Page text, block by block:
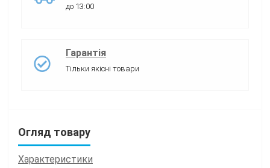
до 13:00
Гарантія
Тільки якісні товари
Огляд товару
Характеристики